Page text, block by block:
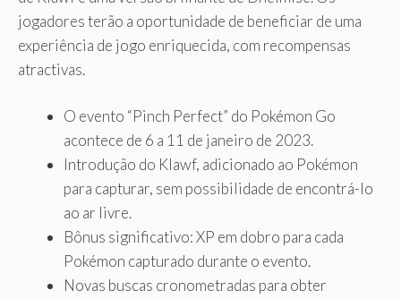
jogadores terão a oportunidade de beneficiar de uma
experiência de jogo enriquecida, com recompensas
atractivas.
O evento “Pinch Perfect” do Pokémon Go
acontece de 6 a 11 de janeiro de 2023.
Introdução do Klawf, adicionado ao Pokémon
para capturar, sem possibilidade de encontrá-lo
ao ar livre.
Bônus significativo: XP em dobro para cada
Pokémon capturado durante o evento.
Novas buscas cronometradas para obter